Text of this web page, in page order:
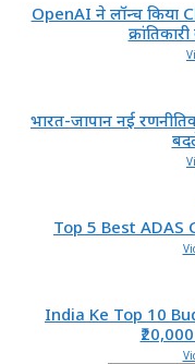
OpenAI ने लॉन्च किया
भारत-जापान नई
Top 5 Best ADAS
India Ke Top 10